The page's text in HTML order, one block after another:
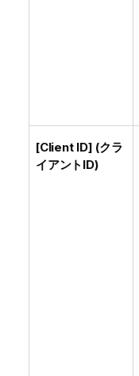
[Client ID] (クラ
イアントID)